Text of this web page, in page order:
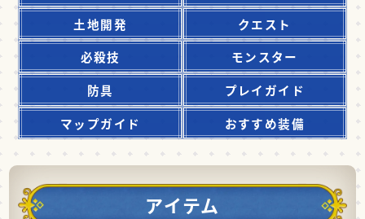
土地開発
クエスト
必殺技
モンスター
防具
プレイガイド
マップガイド
おすすめ装備
アイテム